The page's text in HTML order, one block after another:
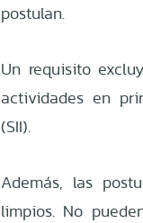
postulan.
Un requisito
actividades en
(SII).
Además, las
limpios. No